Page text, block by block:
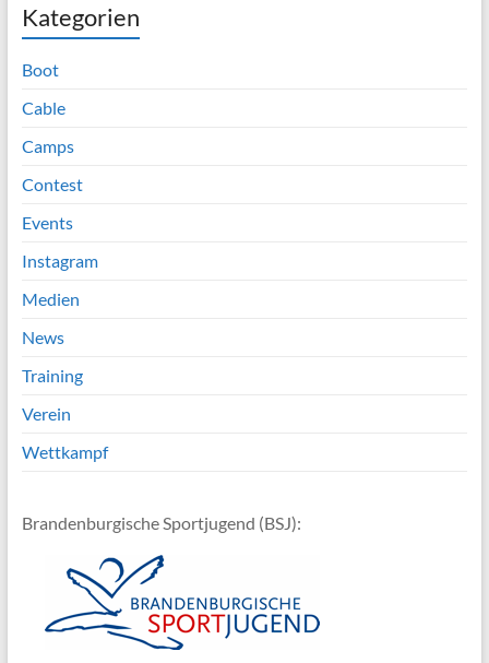
Kategorien
Boot
Cable
Camps
Contest
Events
Instagram
Medien
News
Training
Verein
Wettkampf
Brandenburgische Sportjugend (BSJ):